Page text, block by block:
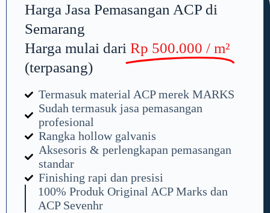
Harga Jasa Pemasangan ACP di
Semarang
Harga mulai dari Rp 500.000 / m²
(terpasang)
Termasuk material ACP merek MARKS
Sudah termasuk jasa pemasangan
profesional
Rangka hollow galvanis
Aksesoris & perlengkapan pemasangan
standar
Finishing rapi dan presisi
100% Produk Original ACP Marks dan
ACP Sevenhr